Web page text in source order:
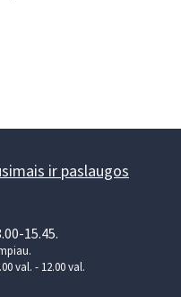
ir paslaugos
15.45.
val. - 12.00 val.